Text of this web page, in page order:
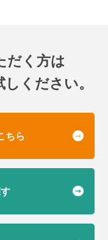
だく方は
ください。
ちら